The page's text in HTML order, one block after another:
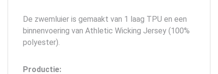
De zwemluier is gemaakt van 1 laag TPU en een
binnenvoering van Athletic Wicking Jersey (100%
polyester).
Productie: